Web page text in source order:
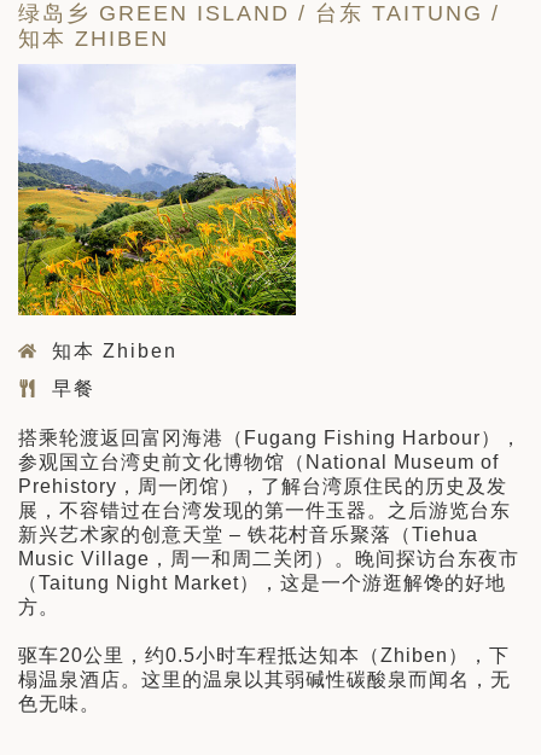
绿岛乡 GREEN ISLAND / 台东 TAITUNG /
知本 ZHIBEN
知本 Zhiben
早餐
搭乘轮渡返回富冈海港（Fugang Fishing Harbour），
参观国立台湾史前文化博物馆（National Museum of
Prehistory，周一闭馆），了解台湾原住民的历史及发
展，不容错过在台湾发现的第一件玉器。之后游览台东
新兴艺术家的创意天堂 – 铁花村音乐聚落（Tiehua
Music Village，周一和周二关闭）。晚间探访台东夜市
（Taitung Night Market），这是一个游逛解馋的好地
方。
驱车20公里，约0.5小时车程抵达知本（Zhiben），下
榻温泉酒店。这里的温泉以其弱碱性碳酸泉而闻名，无
色无味。